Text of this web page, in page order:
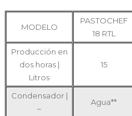
MODELO
PASTOCHEF
18 RTL
Producción en
dos horas |
Litros
15
Condensador |
–
Agua**